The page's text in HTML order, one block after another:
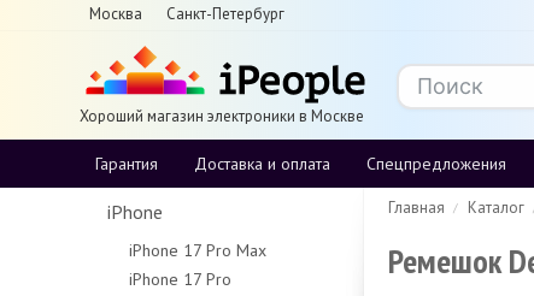
Москва Санкт-Петербург
Хороший магазин электроники в Москве
Гарантия Доставка и оплата Спецпредложения
iPhone
iPhone 17 Pro Max
256Gb
iPhone 17 Pro
Главная Каталог
Ремешок